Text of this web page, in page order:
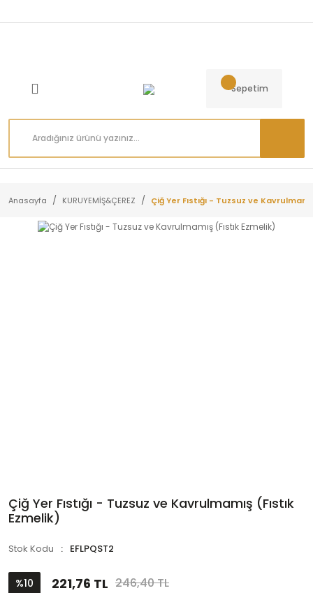
Sepetim
Anasayfa KURUYEMİŞ&ÇEREZ Çiğ Yer Fıstığı - Tuzsuz ve
Çiğ Yer Fıstığı - Tuzsuz ve Kavrulmamış (Fıstık
Ezmelik)
Stok Kodu EFLPQST2
%10 221,76 TL 246,40 TL